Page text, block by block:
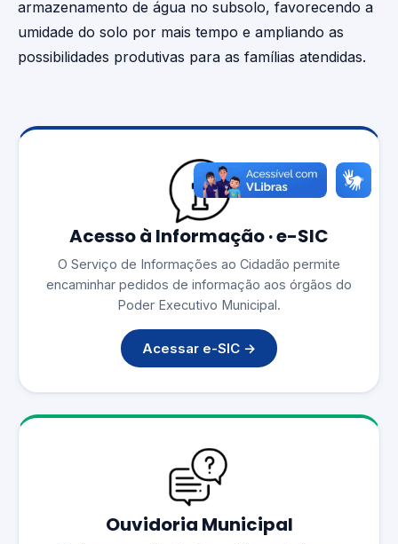
armazenamento de água no subsolo, favorecendo a
umidade do solo por mais tempo e ampliando as
possibilidades produtivas para as famílias atendidas.
Acesso à Informação · e-SIC
O Serviço de Informações ao Cidadão permite
encaminhar pedidos de informação aos órgãos do
Poder Executivo Municipal.
Acessar e-SIC →
Ouvidoria Municipal